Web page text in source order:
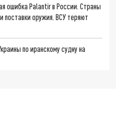
ошибка Palantir в России. Страны
поставки оружия. ВСУ теряют
по иранскому судну на